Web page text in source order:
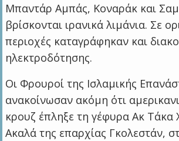
Μπαντάρ Αμπάς, Κοναράκ και
βρίσκονται ιρανικά λιμάνια. Σε
περιοχές καταγράφηκαν και
ηλεκτροδότησης.
Οι Φρουροί της Ισλαμικής
ανακοίνωσαν ακόμη ότι
κρουζ έπληξε τη γέφυρα Ακ Τάκα
Ακαλά της επαρχίας Γκολεστάν,